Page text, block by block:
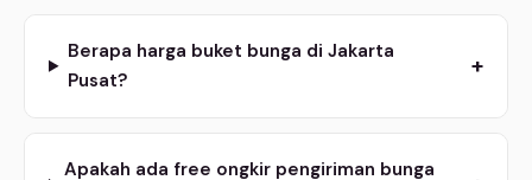
Berapa harga buket bunga di Jakarta
Pusat?
+
Apakah ada free ongkir pengiriman bunga